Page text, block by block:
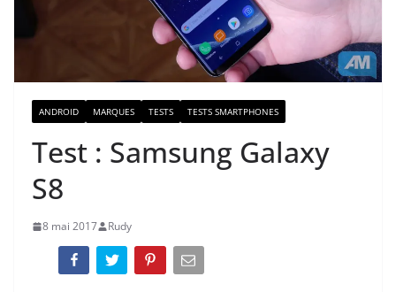
ANDROID MARQUES TESTS TESTS SMARTPHONES
Test : Samsung Galaxy
S8
8 mai 2017 Rudy